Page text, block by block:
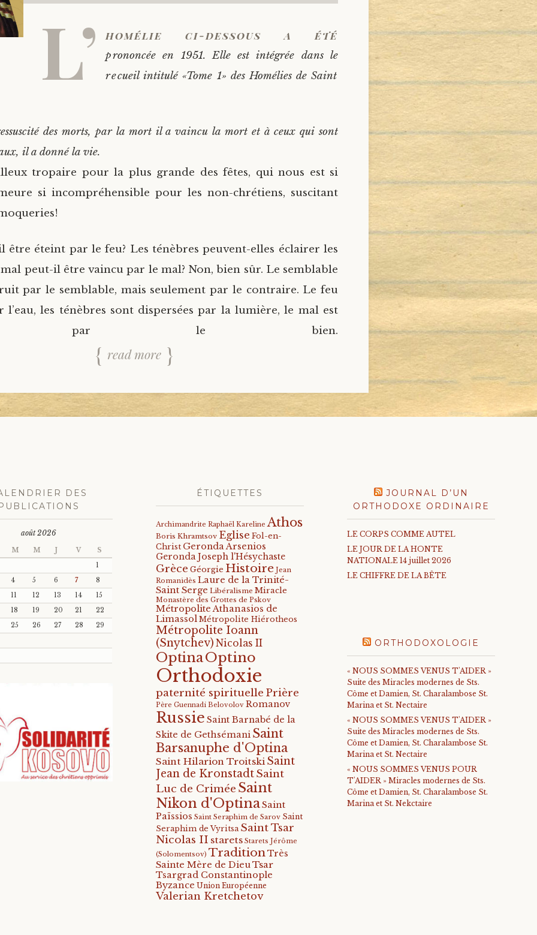
L’ homélie ci-dessous a été
prononcée en 1951. Elle est intégrée dans le
recueil intitulé «Tome 1» des Homélies de Saint
des morts, par la mort il a vaincu la mort et à ceux qui sont
il a donné la vie.
tropaire pour la plus grande des fêtes, qui nous est si
si incompréhensible pour les non-chrétiens, suscitant
être éteint par le feu? Les ténèbres peuvent-elles éclairer les
mal peut-il être vaincu par le mal? Non, bien sûr. Le semblable
par le semblable, mais seulement par le contraire. Le feu
l’eau, les ténèbres sont dispersées par la lumière, le mal est
par le bien.
read more
DES
août 2026
M M V
S
1
4
5 6 7
8
11
12 13 14
15
18
19 20 21
22
25
26 27 28 29
ÉTIQUETTES
Archimandrite Raphaël Kareline Athos
Boris Khramtsov Eglise Fol-en-
Christ Geronda Arsenios
Geronda Joseph l'Hésychaste
Grèce Géorgie Histoire Jean
Romanidès Laure de la Trinité-
Saint Serge Libéralisme Miracle
Monastère des Grottes de Pskov
Métropolite Athanasios de
Limassol Métropolite Hiérotheos
Métropolite Ioann
(Snytchev) Nicolas II
OptinaOptino
Orthodoxie
paternité spirituelle Prière
Père Guennadi Belovolov Romanov
Russie Saint Barnabé de la
Skite de Gethsémani Saint
Barsanuphe d'Optina
Saint Hilarion TroitskiSaint
Jean de KronstadtSaint
Luc de Crimée Saint
Nikon d'OptinaSaint
Païssios Saint Seraphim de Sarov Saint
Seraphim de Vyritsa Saint Tsar
Nicolas II starets Starets Jérôme
(Solomentsov) TraditionTrès
Sainte Mère de DieuTsar
Tsargrad Constantinople
Byzance Union Européenne
Valerian Kretchetov
JOURNAL D’UN
ORTHODOXE ORDINAIRE
LE CORPS COMME AUTEL
LE JOUR DE LA HONTE
NATIONALE 14 juillet 2026
LE CHIFFRE DE LA BÊTE
ORTHODOXOLOGIE
« NOUS SOMMES VENUS T'AIDER »
Suite des Miracles modernes de Sts.
Côme et Damien, St. Charalambose St.
Marina et St. Nectaire
« NOUS SOMMES VENUS T'AIDER »
Suite des Miracles modernes de Sts.
Côme et Damien, St. Charalambose St.
Marina et St. Nectaire
« NOUS SOMMES VENUS POUR
T'AIDER » Miracles modernes de Sts.
Côme et Damien, St. Charalambose St.
Marina et St. Nekctaire